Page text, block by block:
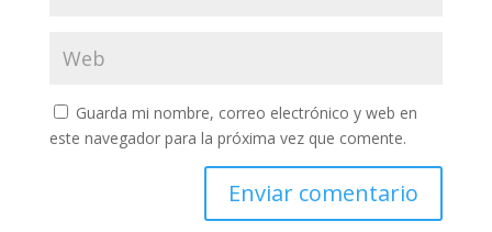
Guarda mi nombre, correo electrónico y web en
este navegador para la próxima vez que comente.